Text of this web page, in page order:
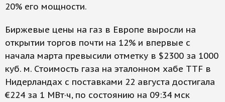
20% его мощности.
Биржевые цены на газ в Европе выросли на
открытии торгов почти на 12% и впервые с
начала марта превысили отметку в $2300 за 1000
куб. м. Стоимость газа на эталонном хабе TTF в
Нидерландах с поставками 22 августа достигала
€224 за 1 МВт·ч, по состоянию на 09:34 мск